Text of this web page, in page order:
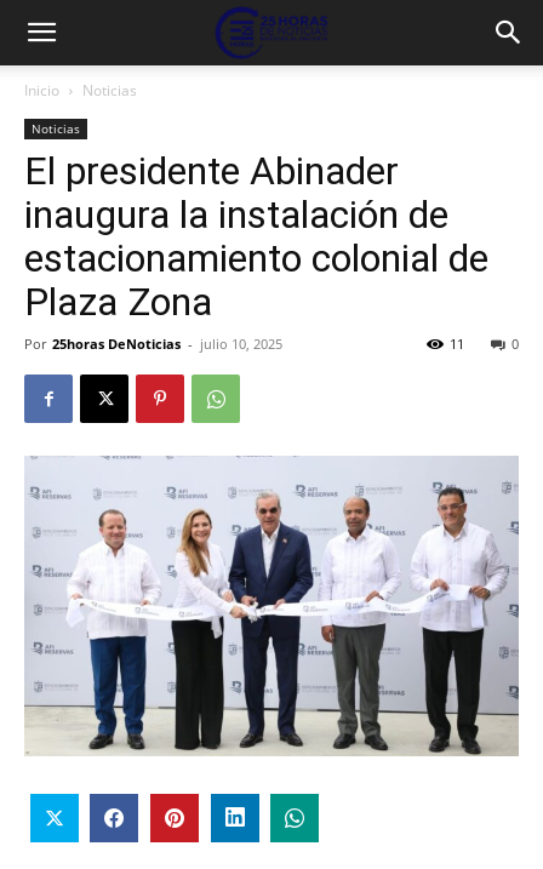
Inicio Noticias
Noticias
El presidente Abinader
inaugura la instalación de
estacionamiento colonial de
Plaza Zona
Por 25horas DeNoticias - julio 10, 2025 0
11